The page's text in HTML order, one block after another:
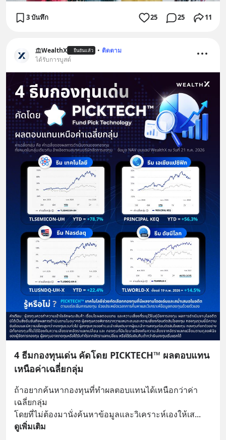
3 บันทึก 25 25 11
WealthX ยืนยันแล้ว • ติดตาม
ได้รับการบูสต์
4 ธีมกองทุนเด่น คัดโดย PICKTECH™ ผลตอบแทน
เหนือค่าเฉลี่ยกลุ่ม
ถ้าอยากค้นหากองทุนที่ทำผลตอบแทนได้เหนือกว่าค่า
เฉลี่ยกลุ่ม
โดยที่ไม่ต้องมานั่งค้นหาข้อมูลและวิเคราะห์เองให้เส...
ดูเพิ่มเติม